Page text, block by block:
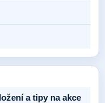
a tipy na akce